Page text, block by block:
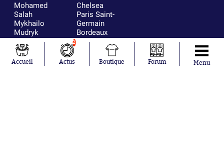
Mohamed
Salah
Mykhailo
Mudryk
Khalis Merah
Loïs Openda
Chelsea
Paris Saint-
Germain
Bordeaux
Olympique
Real Madrid
Accueil
2
Actus Boutique Forum Menu